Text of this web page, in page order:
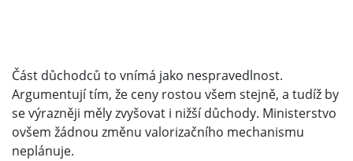
Část důchodců to vnímá jako nespravedlnost.
Argumentují tím, že ceny rostou všem stejně, a tudíž by
se výrazněji měly zvyšovat i nižší důchody. Ministerstvo
ovšem žádnou změnu valorizačního mechanismu
neplánuje.